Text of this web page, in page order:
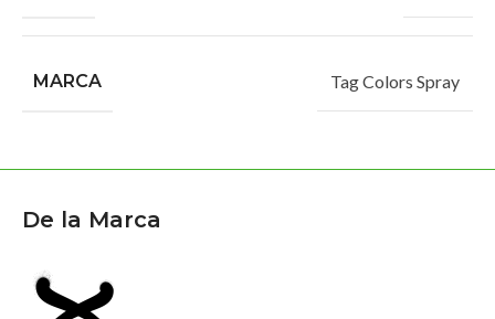
MARCA Tag Colors Spray
De la Marca